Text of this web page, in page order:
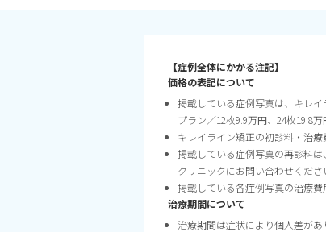
【症例全体にかかる注記】
価格の表記について
掲載している症例写真は、キレ
プラン／12枚9.9万円、24枚19.8
キレイライン矯正の初診料・治
掲載している症例写真の再診料
クリニックにお問い合わせくださ
掲載している各症例写真の治療
治療期間について
治療期間は症状により個人差があ